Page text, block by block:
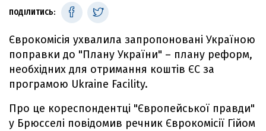
ПОДІЛИТИСЬ:
Єврокомісія ухвалила запропоновані Україною
поправки до "Плану України" – плану реформ,
необхідних для отримання коштів ЄС за
програмою Ukraine Facility.
Про це кореспондентці "Європейської правди"
у Брюсселі повідомив речник Єврокомісії Гійом